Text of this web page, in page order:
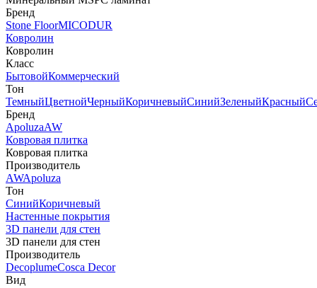
Бренд
Stone FloorMICODUR
Ковролин
Ковролин
Класс
БытовойКоммерческий
Тон
ТемныйЦветнойЧерныйКоричневыйСинийЗеленыйКрасный
Бренд
ApoluzaAW
Ковровая плитка
Ковровая плитка
Производитель
AWApoluza
Тон
СинийКоричневый
Настенные покрытия
3D панели для стен
3D панели для стен
Производитель
DecoplumeCosca Decor
Вид